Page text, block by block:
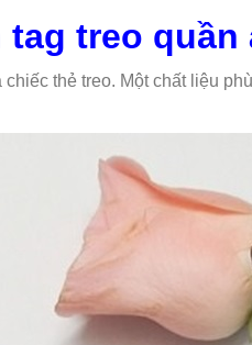
treo quần
thẻ treo. Một chất liệu